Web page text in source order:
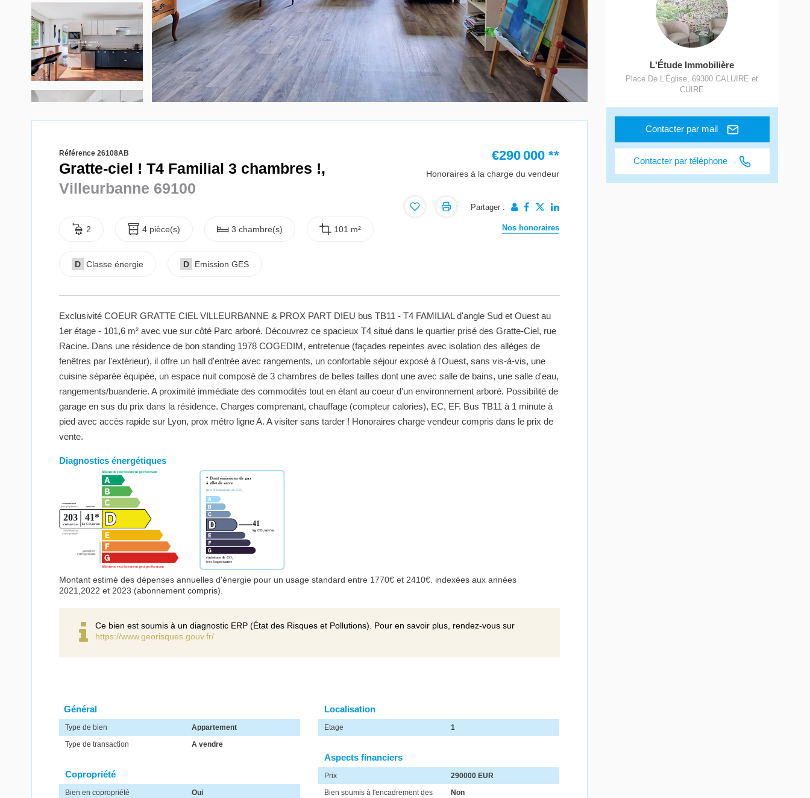
Référence 26108AB
Gratte-ciel ! T4 Familial 3 chambres !,
Villeurbanne 69100
2 4 pièce(s) 3 chambre(s) 101 m²
D Classe énergie D Emission GES
€290 000 **
Honoraires à la charge du vendeur
Partager :
Nos honoraires
Exclusivité COEUR GRATTE CIEL VILLEURBANNE & PROX PART DIEU bus TB11 - T4 FAMILIAL d'angle Sud et Ouest au
1er étage - 101,6 m² avec vue sur côté Parc arboré. Découvrez ce spacieux T4 situé dans le quartier prisé des Gratte-Ciel, rue
Racine. Dans une résidence de bon standing 1978 COGEDIM, entretenue (façades repeintes avec isolation des allèges de
fenêtres par l'extérieur), il offre un hall d'entrée avec rangements, un confortable séjour exposé à l'Ouest, sans vis-à-vis, une
cuisine séparée équipée, un espace nuit composé de 3 chambres de belles tailles dont une avec salle de bains, une salle d'eau,
rangements/buanderie. A proximité immédiate des commodités tout en étant au coeur d'un environnement arboré. Possibilité de
garage en sus du prix dans la résidence. Charges comprenant, chauffage (compteur calories), EC, EF. Bus TB11 à 1 minute à
pied avec accès rapide sur Lyon, prox métro ligne A. A visiter sans tarder ! Honoraires charge vendeur compris dans le prix de
vente.
Diagnostics énergétiques
Montant estimé des dépenses annuelles d'énergie pour un usage standard entre 1770€ et 2410€. indexées aux années
2021,2022 et 2023 (abonnement compris).
Ce bien est soumis à un diagnostic ERP (État des Risques et Pollutions). Pour en savoir plus, rendez-vous sur
https://www.georisques.gouv.fr/
Général
Type de bien
Appartement
Type de transaction
A vendre
Localisation
Etage 1
Aspects financiers
Prix
290000 EUR
Bien soumis à l'encadrement des
Non
Copropriété
Bien en copropriété
Oui
L'Étude Immobilière
Place De L'Église,69300 CALUIRE et
CUIRE
Contacter par mail
Contacter par téléphone